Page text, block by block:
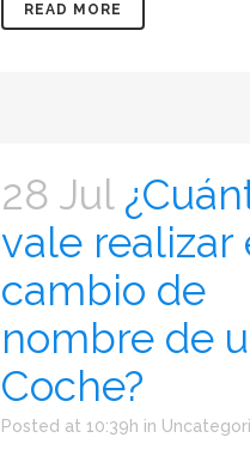
READ MORE
28 Jul
vale realizar
cambio de
nombre de
Coche?
Posted at 10:39h in